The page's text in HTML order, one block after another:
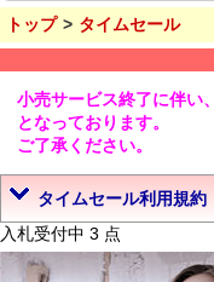
トップ
タイムセール
小売サービス終了に伴い
となっております。
ご了承ください。
タイムセール利用規約
入札受付中 3 点